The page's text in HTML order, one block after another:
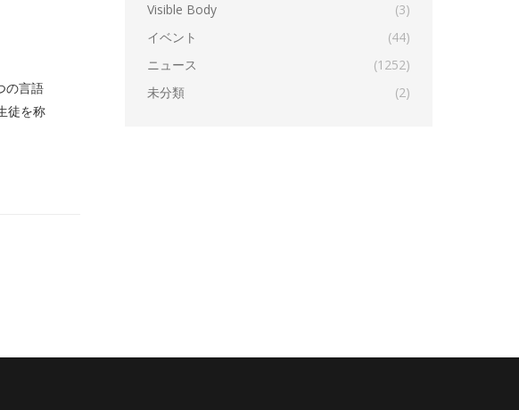
の言語
徒を称
Visible Body
(3)
イベント
(44)
ニュース
(1252)
未分類
(2)